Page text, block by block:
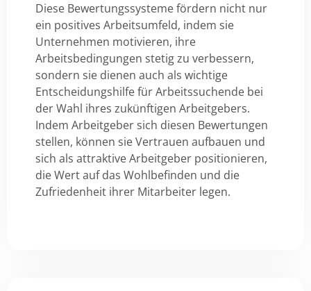
Diese Bewertungssysteme fördern nicht nur
ein positives Arbeitsumfeld, indem sie
Unternehmen motivieren, ihre
Arbeitsbedingungen stetig zu verbessern,
sondern sie dienen auch als wichtige
Entscheidungshilfe für Arbeitssuchende bei
der Wahl ihres zukünftigen Arbeitgebers.
Indem Arbeitgeber sich diesen Bewertungen
stellen, können sie Vertrauen aufbauen und
sich als attraktive Arbeitgeber positionieren,
die Wert auf das Wohlbefinden und die
Zufriedenheit ihrer Mitarbeiter legen.